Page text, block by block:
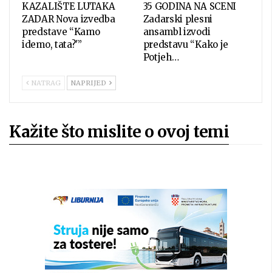
KAZALIŠTE LUTAKA
ZADAR Nova izvedba
predstave “Kamo
idemo, tata?'”
35 GODINA NA SCENI
Zadarski plesni
ansambl izvodi
predstavu “Kako je
Potjeh…
NATRAG NAPRIJED
Kažite što mislite o ovoj temi